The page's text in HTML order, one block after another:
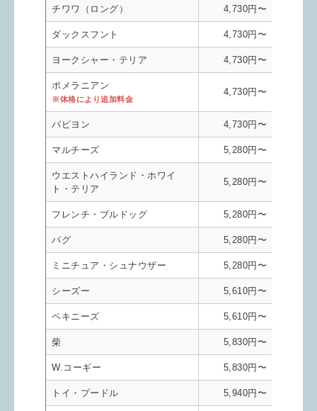
チワワ（ロング） 4,730円〜
ダックスフント 4,730円〜
ヨークシャー・テリア 4,730円〜
ポメラニアン
※体格により追加料金
4,730円〜
パピヨン 4,730円〜
マルチーズ 5,280円〜
ウエストハイランド・ホワイ
ト・テリア
5,280円〜
フレンチ・ブルドッグ 5,280円〜
パグ 5,280円〜
ミニチュア・シュナウザー 5,280円〜
シーズー 5,610円〜
ペキニーズ 5,610円〜
柴 5,830円〜
W.コーギー 5,830円〜
トイ・プードル 5,940円〜